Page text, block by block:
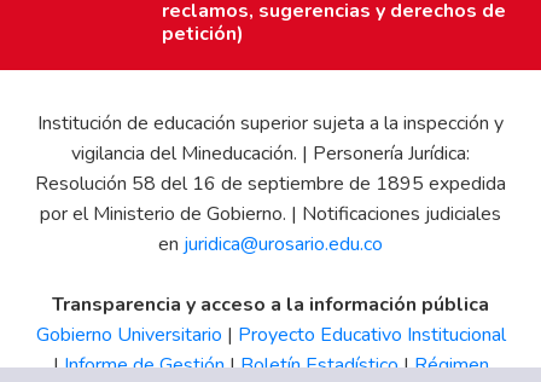
reclamos, sugerencias y derechos de
petición)
Institución de educación superior sujeta a la inspección y
vigilancia del Mineducación. | Personería Jurídica:
Resolución 58 del 16 de septiembre de 1895 expedida
por el Ministerio de Gobierno. | Notificaciones judiciales
en juridica@urosario.edu.co
Transparencia y acceso a la información pública
Gobierno Universitario | Proyecto Educativo Institucional
|Informe de Gestión|Boletín Estadístico|Régimen